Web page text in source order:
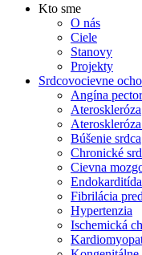
Kto sme
O nás
Ciele
Stanovy
Projekty
Srdcovocievne
Angína
Ateroskleróza
Búšenie srdca
Chronické
Cievna
Endokarditída
Fibrilácia
Hypertenzia
Ischemická